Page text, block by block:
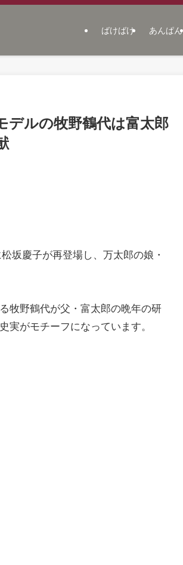
ばけばけ あんぱん
デルの牧野鶴代は富太郎
坂慶子が再登場し、万太郎の娘・
牧野鶴代が父・富太郎の晩年の研
実がモチーフになっています。